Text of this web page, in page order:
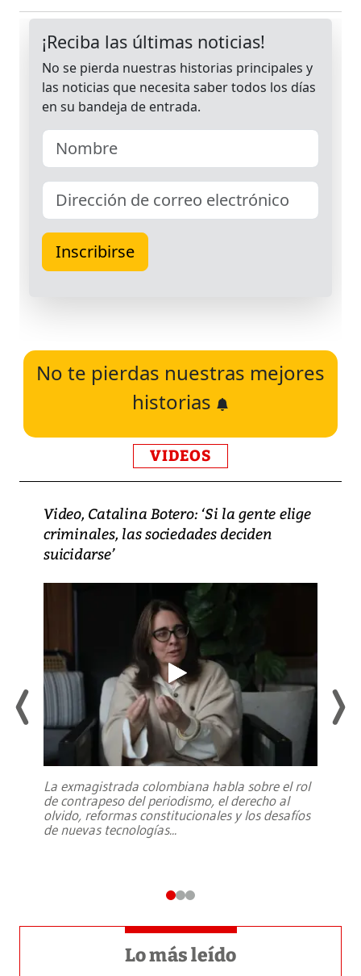
No te pierdas nuestras mejores
historias
VIDEOS
Video, Catalina Botero: ‘Si la gente elige
criminales, las sociedades deciden
suicidarse’
La exmagistrada colombiana habla sobre el rol
de contrapeso del periodismo, el derecho al
olvido, reformas constitucionales y los desafíos
de nuevas tecnologías...
Lo más leído